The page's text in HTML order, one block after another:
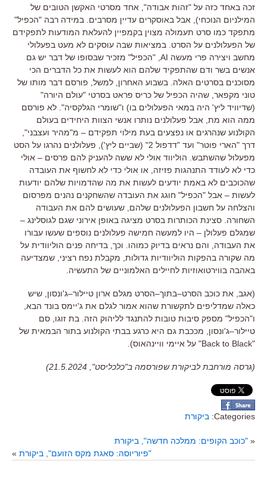
זכה באחד כזה על "זהות אבודה", אחד מסרטי האקשן הטובים של
המילניום הנוכחי), אבל באוסקרים עדיין מסרבים במידה רבה "הכפיל"
מתפקד כמו סרט תעמולה מצוין בקמפיין להעלאת המודעות לתפקידם
של הפעלולנים על הסרט במציאות שבה עוסקים לא מעט בפעלולי
מחשב ויצירה פרי מעשה AI, " הכפיל" מזכיר שבסופו של דבר יש גם
אנשים בשר ודם שהתפקיד שלהם הוא לעשות את כל הדברים הכי
מסוכנים בסרטים האלה בשבוע האחרון למשל פורסם דבר מותו של
טוני מקפאר שהיה הכפיל של כריס פראט בסרטי "עולם היורה"
(שדיוויד ליץ' היה במאי הפעלולים בו) ו"שומרי הגלקסיה". לא פורסם
ממה הוא מת אבל פעלולנים נותרו אנשי הצוות היחידים בעולם
הקולנוע שנהרגים או נפצעים בעת מילוי תפקידם – מ"מהיר ועצבני",
דרך "הארי פוטר" ועד "דדפול 2" ( שביים ליץ'), פעלולנים נהרגו על הסט
מפעלול שהשתבש הוליווד אולי לא ששה להעניק להם פרסים – אולי
כדי לא לעודד התנהגות פזיזה
או אולי כדי לא לחשוף את העובדה
שהכוכבים לא באמת יודעים לעשות את מה שהדמויות שלהם יודעות
לעשות – אבל "הכפיל" חוגג את העובדה שהשחקנים נהנים מפרסום
והצלחה על חשבון הפעלולנים שלהם שעושים להם את העבודה
השחורה סצינת הכותרות בסרט מציגה באופן אירוני שגם לגוסלינג –
שמגלם פעלולן – היו למעשה חמישה פעלולנים נוספים שעשו עבורו
את העבודה
והם נראים בדיוק כמוהו וכך בדיחה פנים הוליוודית על
מה שקורה בהפקות הוליוודיות גדולות מקבלת נפח רציני שמצדיעה
באהבה בווירטואוזיות לחיילים האלמוניים של התעשיה
(אגב את כוכב הסרט–בתוך–הסרט מגלם ארון טיילור–ג'ונסון שיש
כאלה שמדליפים לתקשורת שהוא אמור לגלם את ג'יימס בונד הבא
ו"הכפיל" מספק סיבות טובות להתנגד לליהוק הזה בת זוגו סם
טיילור–ג'ונסון
מככבת גם היא כרגע בבתי הקולנוע בתור הבמאית של
"Back to Black"
על איימי וויינהאוס).
(גרסה מורחבת לביקורת שפורסמה ב"כלכליסט", 21.5.2024)
Categories: ביקורת
« "כוכב הקופים: ממלכה חדשה", ביקורת
"פיוריוסה: סאגת מקס הזועם", ביקורת »